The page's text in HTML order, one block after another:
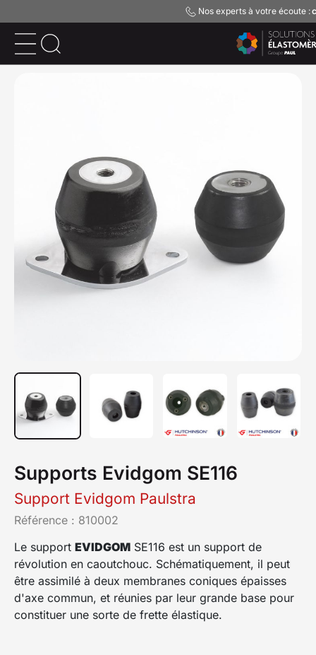
Nos experts à votre écoute :
Support Evidgom Paulstra
Supports Evidgom SE116
Référence : 810002
Le support EVIDGOM SE116 est un support de
révolution en caoutchouc. Schématiquement, il peut
être assimilé à deux membranes coniques épaisses
d'axe commun, et réunies par leur grande base pour
constituer une sorte de frette élastique.